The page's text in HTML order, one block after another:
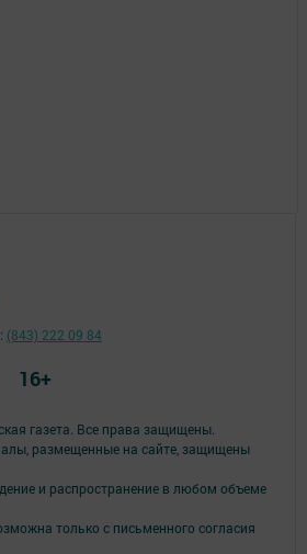
газета. Все права защищены.
размещенные на сайте, защищены
и распространение в любом объеме
только с письменного согласия
(843) 222 09 84
16+